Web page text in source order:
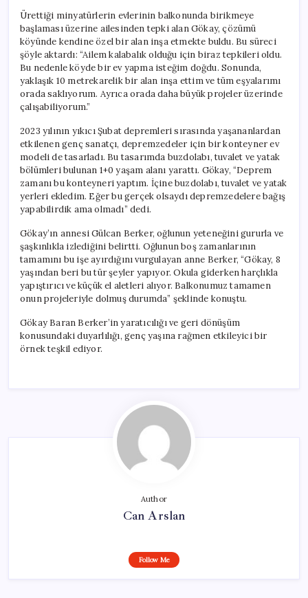
Ürettiği minyatürlerin evlerinin balkonunda birikmeye
başlaması üzerine ailesinden tepki alan Gökay, çözümü
köyünde kendine özel bir alan inşa etmekte buldu. Bu süreci
şöyle aktardı: “Ailem kalabalık olduğu için biraz tepkileri oldu.
Bu nedenle köyde bir ev yapma isteğim doğdu. Sonunda,
yaklaşık 10 metrekarelik bir alan inşa ettim ve tüm eşyalarımı
orada saklıyorum. Ayrıca orada daha büyük projeler üzerinde
çalışabiliyorum.”
2023 yılının yıkıcı Şubat depremleri sırasında yaşananlardan
etkilenen genç sanatçı, depremzedeler için bir konteyner ev
modeli de tasarladı. Bu tasarımda buzdolabı, tuvalet ve yatak
bölümleri bulunan 1+0 yaşam alanı yarattı. Gökay, “Deprem
zamanı bu konteyneri yaptım. İçine buzdolabı, tuvalet ve yatak
yerleri ekledim. Eğer bu gerçek olsaydı depremzedelere bağış
yapabilirdik ama olmadı” dedi.
Gökay’ın annesi Gülcan Berker, oğlunun yeteneğini gururla ve
şaşkınlıkla izlediğini belirtti. Oğlunun boş zamanlarının
tamamını bu işe ayırdığını vurgulayan anne Berker, “Gökay, 8
yaşından beri bu tür şeyler yapıyor. Okula giderken harçlıkla
yapıştırıcı ve küçük el aletleri alıyor. Balkonumuz tamamen
onun projeleriyle dolmuş durumda” şeklinde konuştu.
Gökay Baran Berker’in yaratıcılığı ve geri dönüşüm
konusundaki duyarlılığı, genç yaşına rağmen etkileyici bir
örnek teşkil ediyor.
Author
Can Arslan
Follow Me